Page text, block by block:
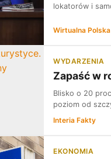
lokatorów i
Wirtualna Polska
WYDARZENIA
Zapaść w
Blisko o 20
poziom od
Interia Fakty
EKONOMIA